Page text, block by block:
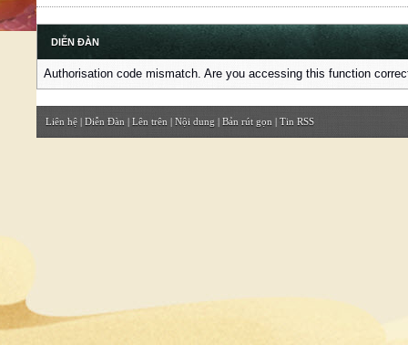
DIỄN ĐÀN
Authorisation code mismatch. Are you accessing this function
Liên hệ | Diễn Đàn | Lên trên | Nội dung | Bản rút gọn | Tin RSS